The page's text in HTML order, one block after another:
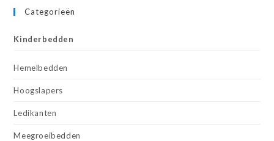
Categorieën
Kinderbedden
Hemelbedden
Hoogslapers
Ledikanten
Meegroeibedden